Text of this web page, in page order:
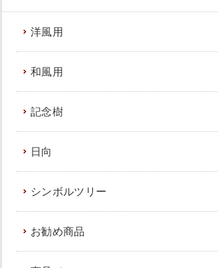
洋風用
和風用
記念樹
日向
シンボルツリー
お勧め商品